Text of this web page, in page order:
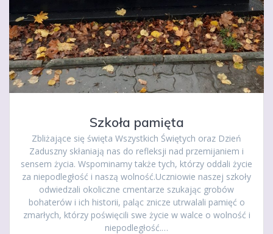
Szkoła pamięta
Zbliżające się święta Wszystkich Świętych oraz Dzień
Zaduszny skłaniają nas do refleksji nad przemijaniem i
sensem życia. Wspominamy także tych, którzy oddali życie
za niepodległość i naszą wolność.Uczniowie naszej szkoły
odwiedzali okoliczne cmentarze szukając grobów
bohaterów i ich historii, paląc znicze utrwalali pamięć o
zmarłych, którzy poświęcili swe życie w walce o wolność i
niepodległość.…